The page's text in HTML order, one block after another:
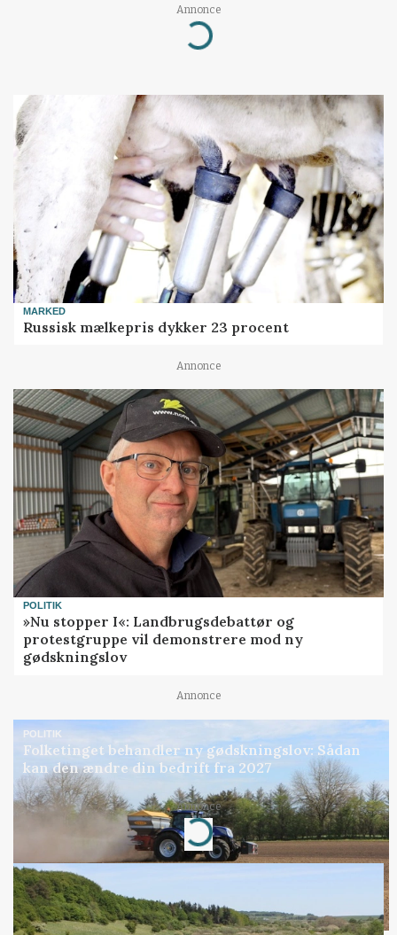
Annonce
Loading...
MARKED
Russisk mælkepris dykker 23 procent
Annonce
POLITIK
»Nu stopper I«: Landbrugsdebattør og
protestgruppe vil demonstrere mod ny
gødskningslov
Annonce
POLITIK
Folketinget behandler ny gødskningslov: Sådan
kan den ændre din bedrift fra 2027
Annonce
Loading...